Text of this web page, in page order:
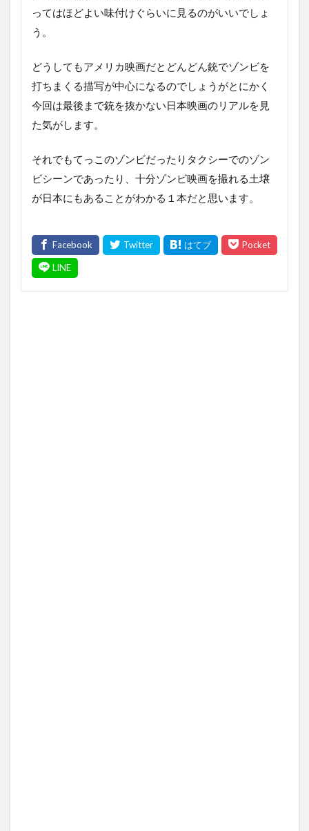
ってはほどよい味付けぐらいに見るのがいいでしょ
う。
どうしてもアメリカ映画だとどんどん銃でゾンビを
打ちまくる描写が中心になるのでしょうがとにかく
今回は最後まで銃を抜かない日本映画のリアルを見
た気がします。
それでもてっこのゾンビだったりタクシーでのゾン
ビシーンであったり、十分ゾンビ映画を撮れる土壌
が日本にもあることがわかる１本だと思います。